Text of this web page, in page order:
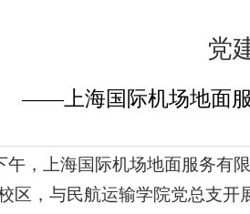
党
——上海国际机场地面服
午，上海国际机场地面服务有
区，与民航运输学院党总支